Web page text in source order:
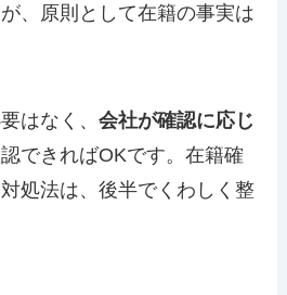
、原則として在籍の事実は
はなく、会社が確認に応じ
できればOKです。在籍確
処法は、後半でくわしく整